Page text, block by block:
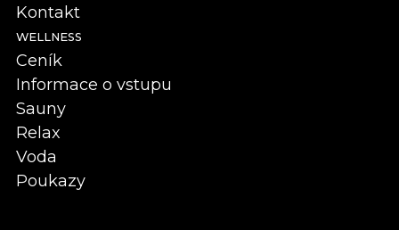
Kontakt
WELLNESS
Ceník
Informace o vstupu
Sauny
Relax
Voda
Poukazy